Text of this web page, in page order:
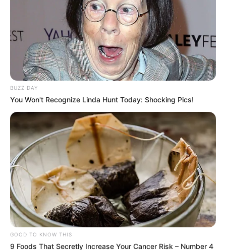
BUZZ DAY
You Won't Recognize Linda Hunt Today: Shocking Pics!
GOOD TO KNOW THIS
9 Foods That Secretly Increase Your Cancer Risk – Number 4